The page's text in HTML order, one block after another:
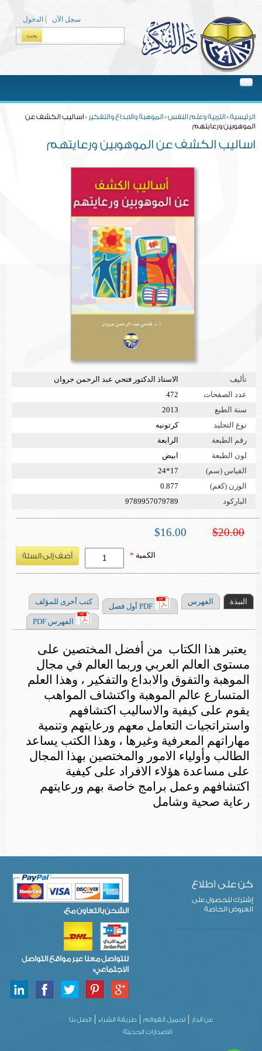
الدخول
سجل الآن
الرئيسية» التربية وعلم النفس» الموهبة والابداع والتفكير » اساليب الكشف عن
الموهوبين ورعايتهم
اساليب الكشف عن الموهوبين ورعايتهم
تأليف
الاستاذ الدكتور فتحي عبد الرحمن جروان
عدد الصفحات
472
سنة الطبع
2013
نوع التجليد
كرتونيه
رقم الطبعة
الرابعة
لون الطبعة
ابيض
القياس (سم)
17*24
الوزن (كغم)
0.877
الباركود
9789957079789
$20.00
$16.00
الكمية *
النبذة الفهرس
PDF أول فصل
كتب أخرى للمؤلف
الفهرس PDF
يعتبر هذا الكتاب من أفضل المختصين على
مستوى العالم العربي وربما العالم في مجال
الموهبة والتفوق والابداع والتفكير ، وهذا العلم
المتسارع عالم الموهبة واكتشاف المواهب
يقوم على كيفية والاساليب اكتشافهم
واستراتجيات التعامل معهم ورعايتهم وتنمية
مهاراتهم المعرفية وغيرها ، وهذا الكتب يساعد
الطالب وأولياء الامور والمختصين بهذا المجال
على مساعدة هؤلاء الافراد على كيفية
اكتشافهم وعمل برامج خاصة بهم ورعايتهم
رعاية صحية وشامل
كن على اطلاع
إشترك للحصول على
العروض الخاصة
الشحن بالتعاون مع:
للتواصل معنا عبر مواقع التواصل
الاجتماعي:
عن الدار تحميل القوائم طريقة الشراء
اتصل بنا
الاصدارات الحديثة